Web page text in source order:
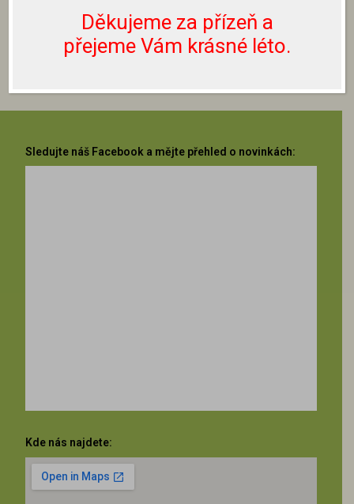
ZPĚT NA SORTIMENT
Sledujte náš Facebook a mějte přehled o novinkách:
Kde nás najdete:
Děkujeme za přízeň a
přejeme Vám krásné léto.